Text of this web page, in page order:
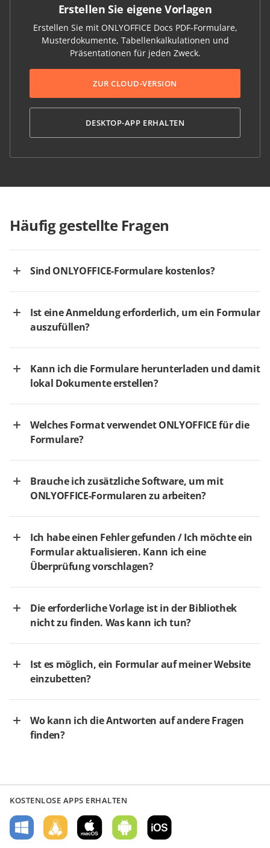
Erstellen Sie eigene Vorlagen
Erstellen Sie mit ONLYOFFICE Docs PDF-Formulare,
Musterdokumente, Tabellenkalkulationen und
Präsentationen für jeden Zweck.
ZUR CLOUD-VERSION
DESKTOP-APP ERHALTEN
Häufig gestellte Fragen
Sind ONLYOFFICE-Formulare kostenlos?
Ist eine Anmeldung erforderlich, um ein Formular
auszufüllen?
Kann ich die Formulare herunterladen und damit
lokal Dokumente erstellen?
Welches Format verwendet ONLYOFFICE für die
Formulare?
Brauche ich zusätzliche Software, um mit
ONLYOFFICE-Formularen zu arbeiten?
Ich habe einen Fehler gefunden / Ich möchte ein
Formular aktualisieren. Kann ich eine
Überprüfung vorschlagen?
Die erforderliche Vorlage ist in der Bibliothek
nicht zu finden. Was kann ich tun?
Ist es möglich, ein Formular auf meiner Website
einzubetten?
Wo kann ich die Antworten auf andere Fragen
finden?
KOSTENLOSE APPS ERHALTEN